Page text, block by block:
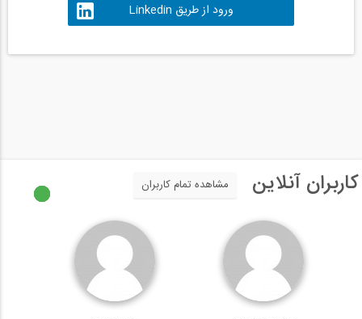
ورود از طریق Linkedin
کاربران آنلاین مشاهده تمام کاربران